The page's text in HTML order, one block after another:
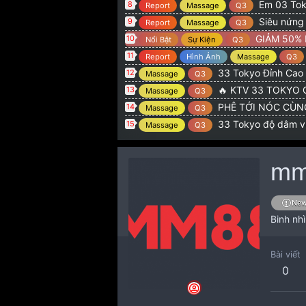
8 Report Massage Q3 Em 03
9 Report Massage Q3 Siêu
10 Nổi Bật Sự Kiện Q3 GIẢM 50%
11 Report Hình Ảnh Massage Q3
12 Massage Q3 33 Tokyo Đỉnh Cao
13 Massage Q3 🔥 KTV 33 TOKYO
14 Massage Q3 PHÊ TỚI NÓC
15 Massage Q3 33 Tokyo độ dâm
Binh nhì
Bài viết
0